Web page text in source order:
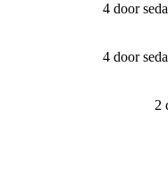
4 door
4 door
2